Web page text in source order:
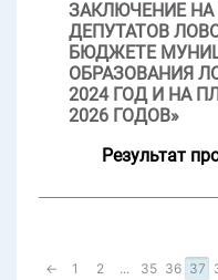
ЗАКЛЮЧЕНИЕ НА
ДЕПУТАТОВ
БЮДЖЕТЕ
ОБРАЗОВАНИЯ
2024 ГОД И НА
2026 ГОДОВ»
Результат
← 1 2 ... 35 36 37